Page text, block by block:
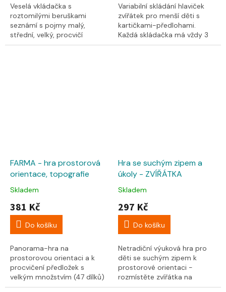
Veselá vkládačka s
roztomilými beruškami
seznámí s pojmy malý,
střední, velký, procvičí
barvičky, motoriku,
Variabilní skládání hlaviček
zvířátek pro menší děti s
kartičkami-předlohami.
Každá skládačka má vždy 3
dílky, ale pozor, ty můžete
FARMA - hra prostorová
orientace, topografie
Skladem
381 Kč
Do košíku
Panorama-hra na
prostorovou orientaci a k
procvičení předložek s
velkým množstvím (47 dílků)
barevných roztomilých
Hra se suchým zipem a
úkoly - ZVÍŘÁTKA
Skladem
297 Kč
Do košíku
Netradiční výuková hra pro
děti se suchým zipem k
prostorové orientaci -
rozmístěte zvířátka na
podklad podle předlohy. Děti